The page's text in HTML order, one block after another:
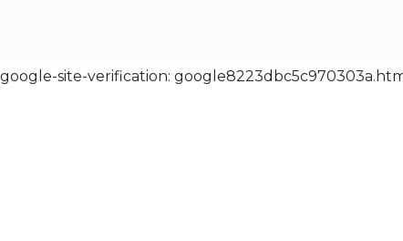
google-site-verification: